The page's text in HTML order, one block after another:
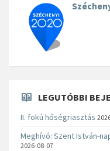
LEGUTÓBBI
II. fokú hőségriasztás
Meghívó: Szent István-
2026-08-07